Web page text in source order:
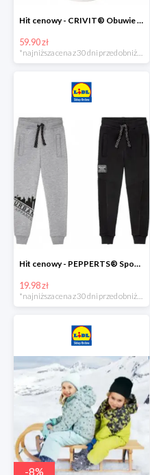
Hit cenowy - CRIVIT® Obuwie dziewczęce sportowe i na co dzień, 1 para
59.90 zł
Hit cenowy - PEPPERTS® Spodnie dresowe chłopięce, 1 para
19.98 zł
-8%